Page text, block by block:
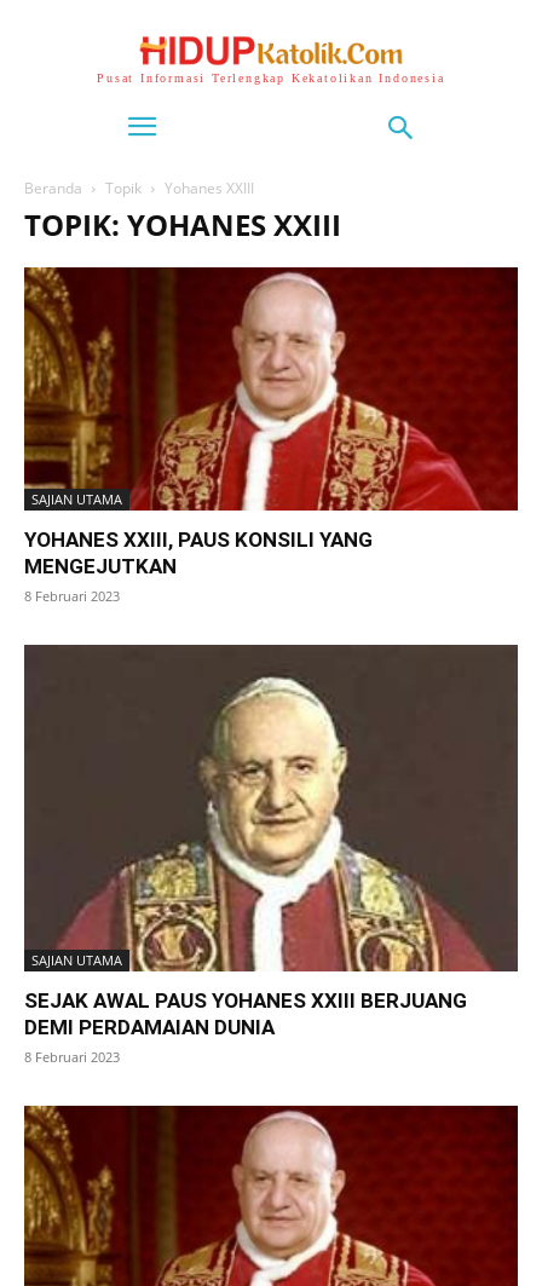
Pusat Informasi Terlengkap Kekatolikan Indonesia
Beranda Topik Yohanes XXIII
TOPIK: YOHANES XXIII
SAJIAN UTAMA
YOHANES XXIII, PAUS KONSILI YANG
MENGEJUTKAN
8 Februari 2023
SAJIAN UTAMA
SEJAK AWAL PAUS YOHANES XXIII BERJUANG
DEMI PERDAMAIAN DUNIA
8 Februari 2023